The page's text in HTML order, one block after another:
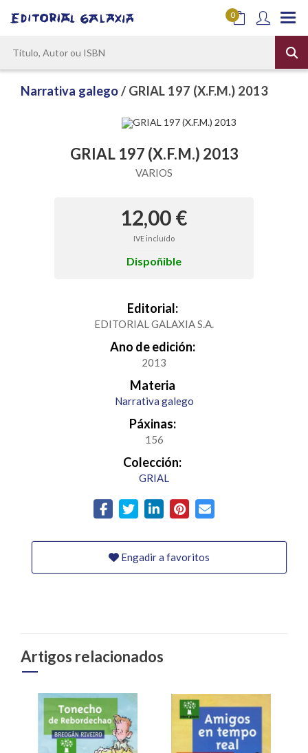
0
Narrativa galego/ GRIAL 197 (X.F.M.) 2013
GRIAL 197 (X.F.M.) 2013
VARIOS
12,00 €
IVE incluído
Dispoñible
Editorial:
EDITORIAL GALAXIA S.A.
Ano de edición:
2013
Materia
Narrativa galego
Páxinas:
156
Colección:
GRIAL
Engadir a favoritos
Artigos relacionados